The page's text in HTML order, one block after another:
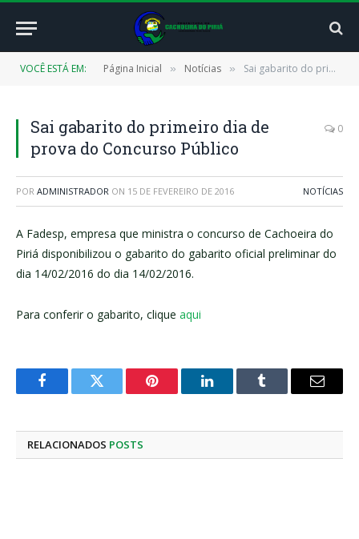
VOCÊ ESTÁ EM: Página Inicial » Notícias » Sai gabarito do primeiro dia de prova do Concurso Público
Sai gabarito do primeiro dia de
prova do Concurso Público
0
POR ADMINISTRADOR ON 15 DE FEVEREIRO DE 2016 NOTÍCIAS
A Fadesp, empresa que ministra o concurso de Cachoeira do
Piriá disponibilizou o gabarito do gabarito oficial preliminar do
dia 14/02/2016 do dia 14/02/2016.
Para conferir o gabarito, clique aqui
FacebookTwitter Pinterest LinkedInTumblr
E-
RELACIONADOS POSTS